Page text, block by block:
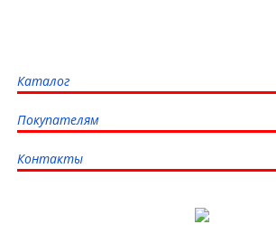
Каталог
Покупателям
Контакты